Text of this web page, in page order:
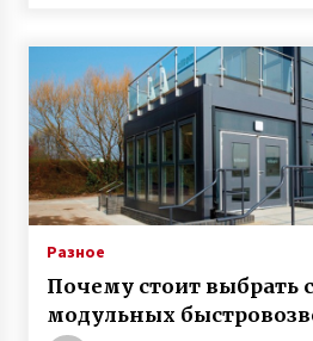
усыновили сразу
неблагополучной
7 лет ago
Разное
Почему стоит выбрать
модульных